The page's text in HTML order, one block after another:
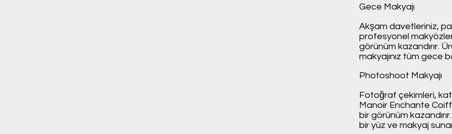
Gece Makyajı
Akşam davetleriniz,
profesyonel
görünüm kazandırır.
makyajınız tüm gece
Photoshoot Makyajı
Fotoğraf çekimleri,
Manoir Enchante
bir görünüm
bir yüz ve makyaj